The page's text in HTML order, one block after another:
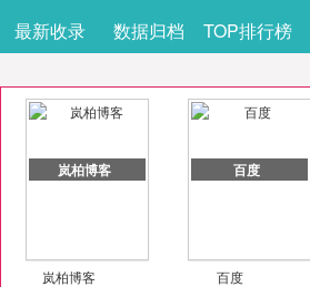
最新收录
数据归档 TOP排行榜
岚柏博客
岚柏博客
百度
百度